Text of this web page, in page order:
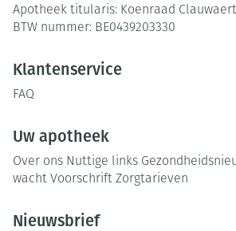
Apotheek titularis: Koenraad Clauwaert
BTW nummer: BE0439203330
Klantenservice
FAQ
Uw apotheek
Over ons Nuttige links
wacht Voorschrift Zorgtarieven
Nieuwsbrief